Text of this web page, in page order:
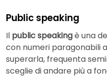
Public speaking
Il public speakingè una
con numeri paragonabili
superarla, frequenta
sceglie di andare più a